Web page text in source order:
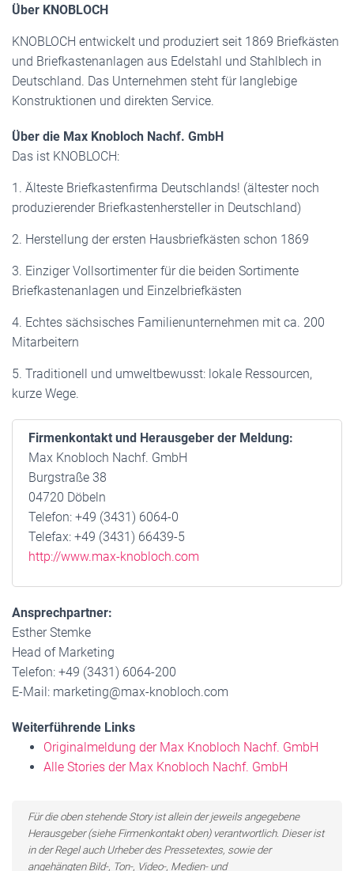
Über KNOBLOCH
KNOBLOCH entwickelt und produziert seit 1869 Briefkästen
und Briefkastenanlagen aus Edelstahl und Stahlblech in
Deutschland. Das Unternehmen steht für langlebige
Konstruktionen und direkten Service.
Über die Max Knobloch Nachf. GmbH
Das ist KNOBLOCH:
1. Älteste Briefkastenfirma Deutschlands! (ältester noch
produzierender Briefkastenhersteller in Deutschland)
2. Herstellung der ersten Hausbriefkästen schon 1869
3. Einziger Vollsortimenter für die beiden Sortimente
Briefkastenanlagen und Einzelbriefkästen
4. Echtes sächsisches Familienunternehmen mit ca. 200
Mitarbeitern
5. Traditionell und umweltbewusst: lokale Ressourcen,
kurze Wege.
Firmenkontakt und Herausgeber der Meldung:
Max Knobloch Nachf. GmbH
Burgstraße 38
04720 Döbeln
Telefon: +49 (3431) 6064-0
Telefax: +49 (3431) 66439-5
http://www.max-knobloch.com
Ansprechpartner:
Esther Stemke
Head of Marketing
Telefon: +49 (3431) 6064-200
E-Mail: marketing@max-knobloch.com
Weiterführende Links
Originalmeldung der Max Knobloch Nachf. GmbH
Alle Stories der Max Knobloch Nachf. GmbH
Für die oben stehende Story ist allein der jeweils angegebene
Herausgeber (siehe Firmenkontakt oben) verantwortlich. Dieser ist
in der Regel auch Urheber des Pressetextes, sowie der
angehängten Bild-, Ton-, Video-, Medien- und